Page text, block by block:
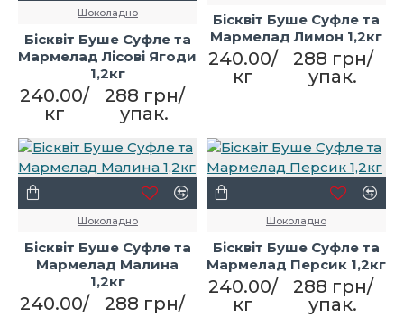
Шоколадно
Бісквіт Буше Суфле та
Мармелад Лісові Ягоди
1,2кг
240.00/
кг
288 грн/
упак.
Бісквіт Буше Суфле та
Мармелад Лимон 1,2кг
240.00/
кг
288 грн/
упак.
Шоколадно
Бісквіт Буше Суфле та
Мармелад Малина
1,2кг
240.00/
288 грн/
Шоколадно
Бісквіт Буше Суфле та
Мармелад Персик 1,2кг
240.00/
кг
288 грн/
упак.